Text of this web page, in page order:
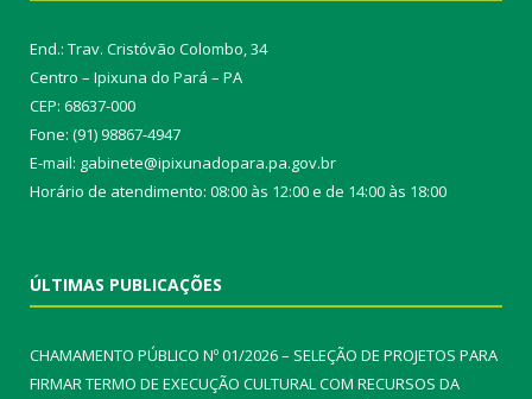
End.: Trav. Cristóvão Colombo, 34
Centro – Ipixuna do Pará – PA
CEP: 68637-000
Fone: (91) 98867-4947
E-mail: gabinete@ipixunadopara.pa.gov.br
Horário de atendimento: 08:00 às 12:00 e de 14:00 às 18:00
ÚLTIMAS PUBLICAÇÕES
CHAMAMENTO PÚBLICO Nº 01/2026 – SELEÇÃO DE PROJETOS PARA
FIRMAR TERMO DE EXECUÇÃO CULTURAL COM RECURSOS DA